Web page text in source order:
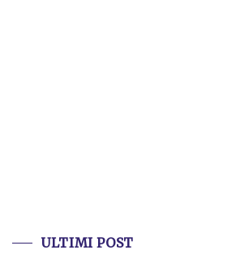
ULTIMI POST